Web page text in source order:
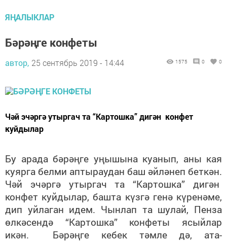
ЯҢАЛЫКЛАР
Бәрәңге конфеты
автор, 25 сентябрь 2019 - 14:44 1575 0 0
Чәй эчәргә утыргач та “Картошка” дигән конфет
куйдылар
Бу арада бәрәңге уңышына куанып, аны кая
куярга белми аптыраудан баш әйләнеп беткән.
Чәй эчәргә утыргач та “Картошка” дигән
конфет куйдылар, башта күзгә генә күренәме,
дип уйлаган идем. Чынлап та шулай, Пенза
өлкәсендә “Картошка” конфеты ясыйлар
икән. Бәрәңге кебек тәмле дә, ата-